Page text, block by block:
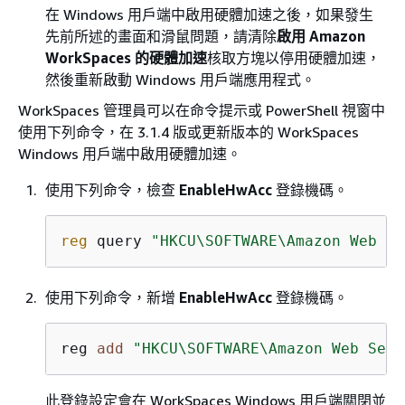
在 Windows 用戶端中啟用硬體加速之後，如果發生
先前所述的畫面和滑鼠問題，請清除啟用 Amazon
WorkSpaces 的硬體加速核取方塊以停用硬體加速，
然後重新啟動 Windows 用戶端應用程式。
WorkSpaces 管理員可以在命令提示或 PowerShell 視窗中
使用下列命令，在 3.1.4 版或更新版本的 WorkSpaces
Windows 用戶端中啟用硬體加速。
使用下列命令，檢查 EnableHwAcc 登錄機碼。
reg query "HKCU\SOFTWARE\Amazon
使用下列命令，新增 EnableHwAcc 登錄機碼。
reg add "HKCU\SOFTWARE\Amazon Web
此登錄設定會在 WorkSpaces Windows 用戶端關閉並